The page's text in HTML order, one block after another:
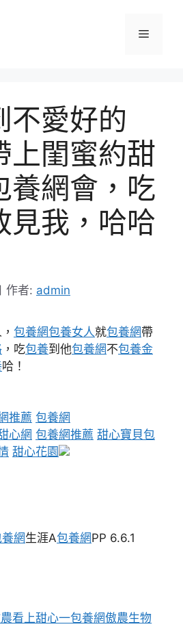
選
不愛好的
上閨蜜約甜
養網會，吃
見我，哈哈
作者: admin
包養網包養女人就包養網帶
，吃包養到他包養網不包養金
哈！
推薦 包養網
心網 包養網推薦 甜心寶貝包
甜心花園
網生涯A包養網PP 6.6.1
看上甜心一包養網傲農生物